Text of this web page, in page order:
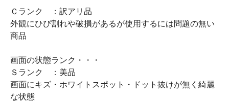
Ｃランク ：訳アリ品
外観にひび割れや破損があるが使用するには問題の無い
商品
画面の状態ランク・・・
Ｓランク ：美品
画面にキズ・ホワイトスポット・ドット抜けが無く綺麗
な状態